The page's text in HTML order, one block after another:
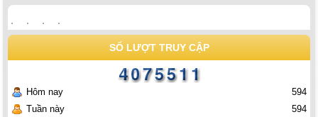
SỐ LƯỢT TRUY CẬP
Hôm nay
Tuần này
594
594